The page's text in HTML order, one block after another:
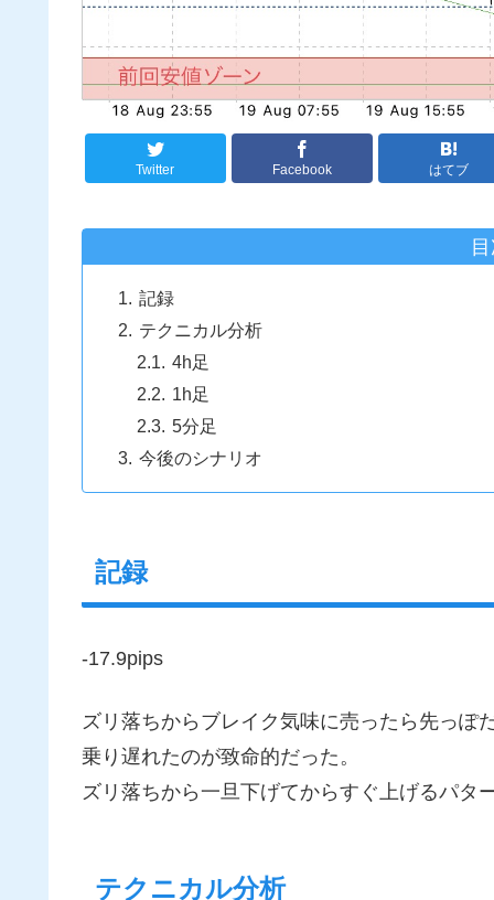
Twitter Facebook はてブ
記録
テクニカル分析
4h足
1h足
5分足
今後のシナリオ
記録
-17.9pips
ズリ落ちからブレイク気味に売ったら先っぽ
乗り遅れたのが致命的だった。
ズリ落ちから一旦下げてからすぐ上げるパタ
テクニカル分析